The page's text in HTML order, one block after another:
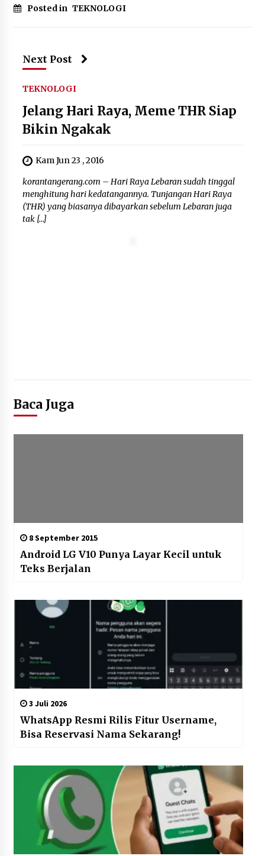
Berikan Penghargaan kepada
Kebakaran Akibat Fenomena El Niño
5 Agustus 2026
Rancangan KUA PPAS 2027,
Pendapatan Ditarget Rp2,03 Triliun
5 Agustus 2026
Posted in TEKNOLOGI
Next Post
TEKNOLOGI
Jelang Hari Raya, Meme THR Siap
Bikin Ngakak
Kam Jun 23 , 2016
korantangerang.com – Hari Raya Lebaran sudah tinggal
menghitung hari kedatangannya. Tunjangan Hari Raya
(THR) yang biasanya dibayarkan sebelum Lebaran juga
tak […]
Baca Juga
8 September 2015
Android LG V10 Punya Layar Kecil untuk
Teks Berjalan
3 Juli 2026
WhatsApp Resmi Rilis Fitur Username,
Bisa Reservasi Nama Sekarang!